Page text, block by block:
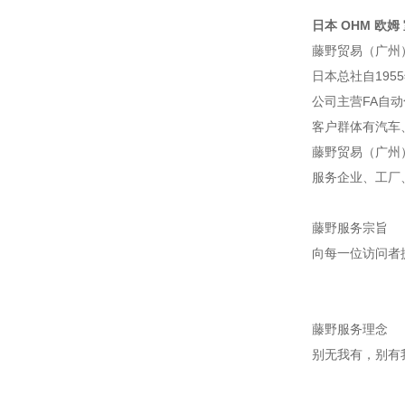
日本 OHM 欧
藤野贸易（广州
日本总社自
公司主营FA自
客户群体有汽车
藤野贸易（广州
服务企业、工
藤野服务宗旨
向每一位访问
藤野服务理念
别无我有，别